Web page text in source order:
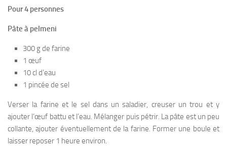
Pour 4 personnes
Pâte à pelmeni
300 g de farine
1 œuf
10 cl d’eau
1 pincée de sel
Verser la farine et le sel dans un saladier, creuser un trou et y
ajouter l’œuf battu et l’eau. Mélanger puis pétrir. La pâte est un peu
collante, ajouter éventuellement de la farine. Former une boule et
laisser reposer 1 heure environ.